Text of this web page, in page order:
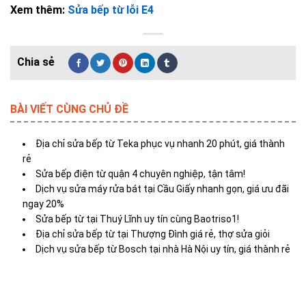
Xem thêm: Sửa bếp từ lỗi E4
BÀI VIẾT CÙNG CHỦ ĐỀ
Địa chỉ sửa bếp từ Teka phục vụ nhanh 20 phút, giá thành
rẻ
Sửa bếp điện từ quận 4 chuyên nghiệp, tận tâm!
Dịch vụ sửa máy rửa bát tại Cầu Giấy nhanh gọn, giá ưu đãi
ngay 20%
Sửa bếp từ tại Thuý Lĩnh uy tín cùng Baotriso1!
Địa chỉ sửa bếp từ tại Thượng Đình giá rẻ, thợ sửa giỏi
Dịch vụ sửa bếp từ Bosch tại nhà Hà Nội uy tín, giá thành rẻ